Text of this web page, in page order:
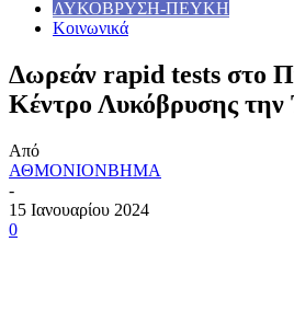
ΛΥΚΟΒΡΥΣΗ-ΠΕΥΚΗ
Κοινωνικά
Δωρεάν rapid tests στο
Κέντρο Λυκόβρυσης την
Από
ΑΘΜΟΝΙΟΝΒΗΜΑ
-
15 Ιανουαρίου 2024
0